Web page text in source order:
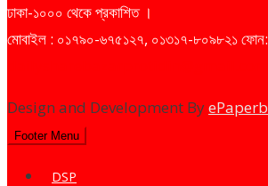
ঢাকা-১০০০ থেকে প্রকাশিত ।
মোবাইল : ০১৭৯০-৬৭৫১২৭, ০১৩১৭-৮০৯৮২১
Design and Development By
Footer Menu
DSP